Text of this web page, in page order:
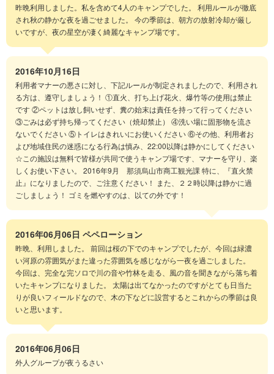
昨晩利用しました。私を含めて4人のキャンプでした。 利用ルールが徹底
され秋の静かな夜を過ごせました。 今の季節は、朝方の放射冷却が厳し
いですが、夜の星空が凄く綺麗なキャンプ場です。
2016年10月16日
利用者マナーの悪さに対し、下記ルールが制定されましたので、利用され
る方は、遵守しましょう！ ①直火、打ち上げ花火、爆竹等の使用は禁止
です ②ペットは放し飼いせず、糞の始末は責任を持って行ってください
③ごみは必ず持ち帰ってください（焼却禁止） ④洗い場に固形物を流さ
ないでください ⑤トイレはきれいにお使いください ⑥その他、利用者お
よび地域住民の迷惑になる行為は慎み、22:00以降は静かにしてください
☆この施設は無料で皆様が共同で使うキャンプ場です、マナーを守り、楽
しくお使い下さい。 2016年9月 那須烏山市商工観光課 特に、『直火禁
止』になりましたので、ご注意ください！ また、２２時以降は静かに過
ごしましょう！ ゴミを燃やすのは、以ての外です！
2016年06月06日 ペペローション
昨晩、利用しました。 前回は桜の下でのキャンプでしたが、今回は緑濃
い河原の雰囲気がまた違った雰囲気を感じながら一夜を過ごしました。
今回は、完全な完ソロで川の音や竹林を走る、風の音を聞きながら落ち着
いたキャンプになりました。 太陽は出てなかったのですがとても日当た
りが良いフィールドなので、木の下などに設営するとこれからの季節は良
いと思います。
2016年06月06日
外人グループが夜うるさい